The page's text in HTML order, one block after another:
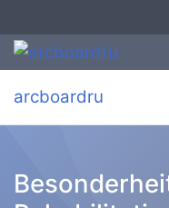
arcboardru